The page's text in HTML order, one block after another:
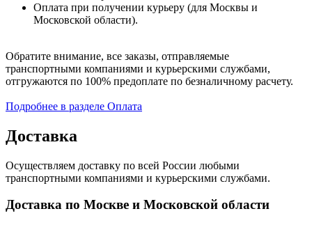
Оплата при получении курьеру (для Москвы и
Московской области).
Обратите внимание, все заказы, отправляемые
транспортными компаниями и курьерскими службами,
отгружаются по 100% предоплате по безналичному расчету.
Подробнее в разделе Оплата
Доставка
Осуществляем доставку по всей России любыми
транспортными компаниями и курьерскими службами.
Доставка по Москве и Московской области